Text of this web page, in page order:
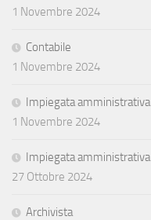
1 Novembre 2024
Contabile
1 Novembre 2024
Impiegata amministrativa
1 Novembre 2024
Impiegata amministrativa
27 Ottobre 2024
Archivista